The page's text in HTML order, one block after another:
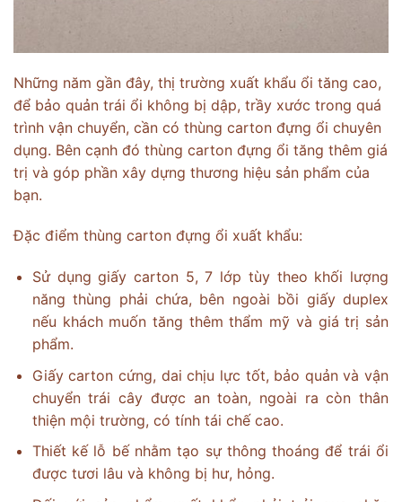
Những năm gần đây, thị trường xuất khẩu ổi tăng cao,
để bảo quản trái ổi không bị dập, trầy xước trong quá
trình vận chuyển, cần có thùng carton đựng ổi chuyên
dụng. Bên cạnh đó thùng carton đựng ổi tăng thêm giá
trị và góp phần xây dựng thương hiệu sản phẩm của
bạn.
Đặc điểm thùng carton đựng ổi xuất khẩu:
Sử dụng giấy carton 5, 7 lớp tùy theo khối lượng
năng thùng phải chứa, bên ngoài bồi giấy duplex
nếu khách muốn tăng thêm thẩm mỹ và giá trị sản
phẩm.
Giấy carton cứng, dai chịu lực tốt, bảo quản và vận
chuyển trái cây được an toàn, ngoài ra còn thân
thiện mội trường, có tính tái chế cao.
Thiết kế lỗ bế nhằm tạo sự thông thoáng để trái ổi
được tươi lâu và không bị hư, hỏng.